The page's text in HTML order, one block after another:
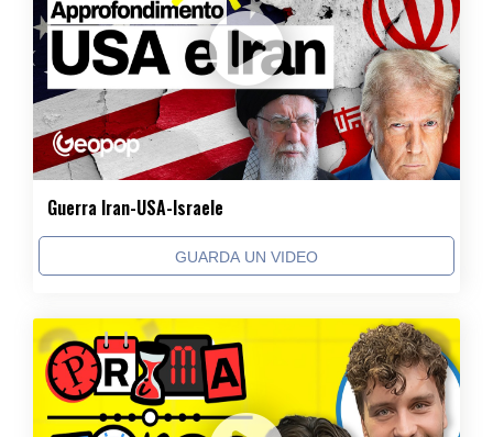
Guerra Iran-USA-Israele
GUARDA UN VIDEO